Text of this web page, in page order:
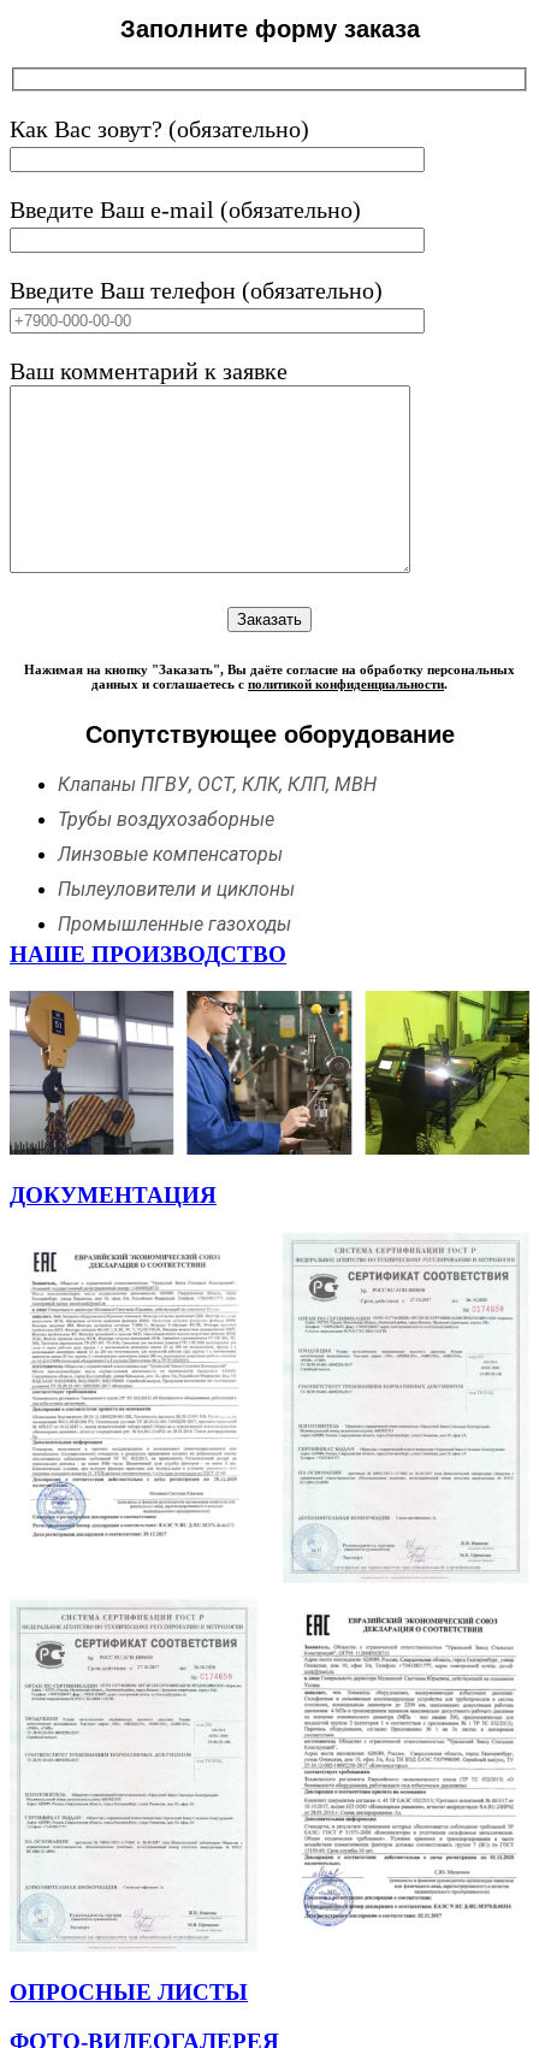
Заполните форму заказа
Как Вас зовут? (обязательно)
Введите Ваш e-mail (обязательно)
Введите Ваш телефон (обязательно)
Ваш комментарий к заявке
Нажимая на кнопку "Заказать", Вы даёте согласие на обработку персональных
данных и соглашаетесь с политикой конфиденциальности.
Сопутствующее оборудование
Клапаны ПГВУ, ОСТ, КЛК, КЛП, МВН
Трубы воздухозаборные
Линзовые компенсаторы
Пылеуловители и циклоны
Промышленные газоходы
НАШЕ ПРОИЗВОДСТВО
ДОКУМЕНТАЦИЯ
ОПРОСНЫЕ ЛИСТЫ
ФОТО-ВИДЕОГАЛЕРЕЯ